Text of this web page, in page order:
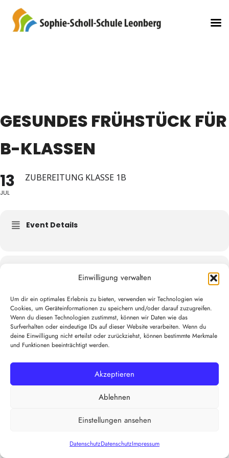
Einwilligung verwalten
Um dir ein optimales Erlebnis zu bieten, verwenden wir Technologien wie
Cookies, um Geräteinformationen zu speichern und/oder darauf zuzugreifen.
Wenn du diesen Technologien zustimmst, können wir Daten wie das
Surfverhalten oder eindeutige IDs auf dieser Website verarbeiten. Wenn du
deine Einwilligung nicht erteilst oder zurückziehst, können bestimmte Merkmale
und Funktionen beeinträchtigt werden.
Akzeptieren
Ablehnen
Einstellungen ansehen
DatenschutzDatenschutzImpressum
GESUNDES FRÜHSTÜCK FÜR
B-KLASSEN
13
JUL
ZUBEREITUNG KLASSE 1B
Event Details
KALENDER GOOGLEKALENDER